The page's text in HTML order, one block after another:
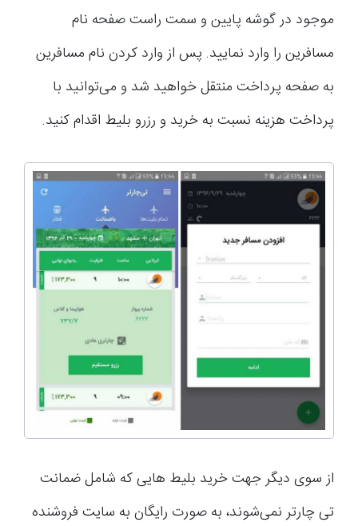
موجود در گوشه پایین و سمت راست صفحه نام
مسافرین را وارد نمایید. پس از وارد کردن نام مسافرین
به صفحه پرداخت منتقل خواهید شد و می‌توانید با
پرداخت هزینه نسبت به خرید و رزرو بلیط اقدام کنید.
از سوی دیگر جهت خرید بلیط هایی که شامل ضمانت
تی چارتر نمی‌شوند، به صورت رایگان به سایت فروشنده